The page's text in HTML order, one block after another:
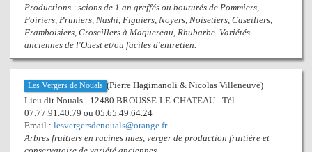
Productions : scions de 1 an greffés ou bouturés de Pommiers,
Poiriers, Pruniers, Nashi, Figuiers, Noyers, Noisetiers, Caseillers,
Framboisiers, Groseillers à Maquereau, Rhubarbe. Variétés
anciennes de l'Ouest et/ou faciles d'entretien.
Les Vergers de Nouals (Pierre Hagimanoli & Nicolas Villeneuve)
Lieu dit Nouals - 12480 BROUSSE-LE-CHATEAU - Tél.
07.77.91.40.79 ou 05.65.49.64.24
Email : lesvergersdenouals@orange.fr
Arbres fruitiers en racines nues, verger de production fruitière et